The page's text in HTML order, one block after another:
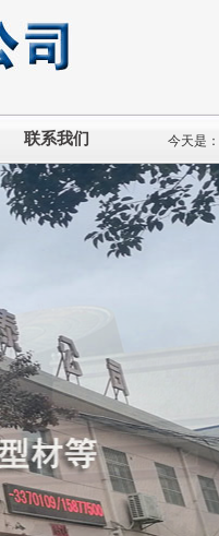
联系我们 今天是：